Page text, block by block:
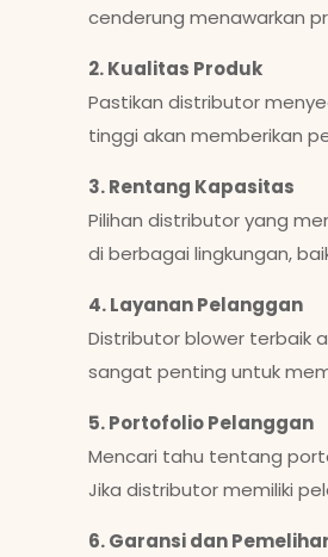
cenderung menawarkan
2. Kualitas Produk
Pastikan distributor
tinggi akan memberikan
3. Rentang Kapasitas
Pilihan distributor yang
di berbagai lingkungan,
4. Layanan Pelanggan
Distributor blower terbaik
sangat penting untuk
5. Portofolio Pelanggan
Mencari tahu tentang
Jika distributor memiliki
6. Garansi dan